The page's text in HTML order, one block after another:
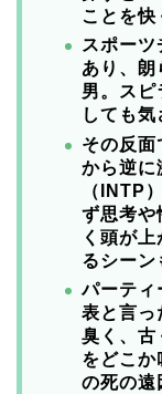
ことを快
スポー
あり、朗
男。スピ
しても
その反面
から逆に
（INTP
ず思考や
く頭が
るシーン
パーティ
表と言っ
臭く、古
をどこか
の死の遠